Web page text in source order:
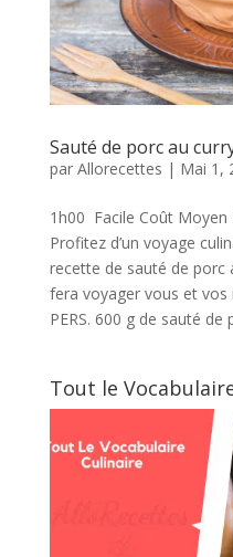
Sauté de porc au
par Allorecettes | Mai 1,
1h00 Facile Coût Moyen
Profitez d’un voyage
recette de sauté de porc
fera voyager vous et vos
PERS. 600 g de sauté de
Tout le